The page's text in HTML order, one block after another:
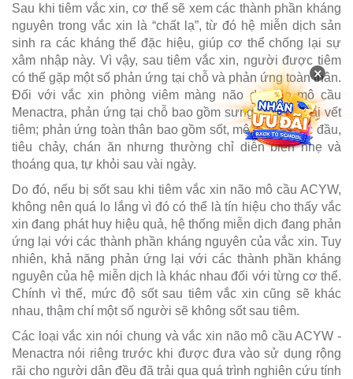
Sau khi tiêm vắc xin, cơ thể sẽ xem các thành phần kháng
nguyên trong vắc xin là “chất lạ”, từ đó hệ miễn dịch sản
sinh ra các kháng thể đặc hiệu, giúp cơ thể chống lại sự
xâm nhập này. Vì vậy, sau tiêm vắc xin, người được tiêm
có thể gặp một số phản ứng tại chỗ và phản ứng toàn thân.
Đối với vắc xin phòng viêm màng não do não mô cầu
Menactra, phản ứng tại chỗ bao gồm sưng, đỏ, đau tại vết
tiêm; phản ứng toàn thân bao gồm sốt, mệt mỏi, nhức đầu,
tiêu chảy, chán ăn nhưng thường chỉ diễn biến nhẹ và
thoáng qua, tự khỏi sau vài ngày.
Do đó, nếu bị sốt sau khi tiêm vắc xin não mô cầu ACYW,
không nên quá lo lắng vì đó có thể là tín hiệu cho thấy vắc
xin đang phát huy hiệu quả, hệ thống miễn dịch đang phản
ứng lại với các thành phần kháng nguyên của vắc xin. Tuy
nhiên, khả năng phản ứng lại với các thành phần kháng
nguyên của hệ miễn dịch là khác nhau đối với từng cơ thể.
Chính vì thế, mức độ sốt sau tiêm vắc xin cũng sẽ khác
nhau, thậm chí một số người sẽ không sốt sau tiêm.
Các loại vắc xin nói chung và vắc xin não mô cầu ACYW -
Menactra nói riêng trước khi được đưa vào sử dụng rộng
rãi cho người dân đều đã trải qua quá trình nghiên cứu tính
×